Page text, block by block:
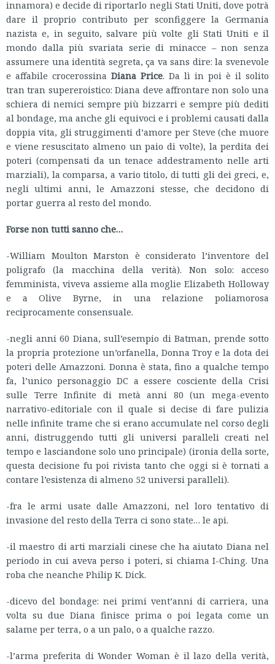
innamora) e decide di riportarlo negli Stati Uniti, dove potrà
dare il proprio contributo per sconfiggere la Germania
nazista e, in seguito, salvare più volte gli Stati Uniti e il
mondo dalla più svariata serie di minacce – non senza
assumere una identità segreta, ça va sans dire: la svenevole
e affabile crocerossina Diana Price. Da lì in poi è il solito
tran tran supereroistico: Diana deve affrontare non solo una
schiera di nemici sempre più bizzarri e sempre più dediti
al bondage, ma anche gli equivoci e i problemi causati dalla
doppia vita, gli struggimenti d’amore per Steve (che muore
e viene resuscitato almeno un paio di volte), la perdita dei
poteri (compensati da un tenace addestramento nelle arti
marziali), la comparsa, a vario titolo, di tutti gli dei greci, e,
negli ultimi anni, le Amazzoni stesse, che decidono di
portar guerra al resto del mondo.
Forse non tutti sanno che…
-William Moulton Marston è considerato l’inventore del
poligrafo (la macchina della verità). Non solo: acceso
femminista, viveva assieme alla moglie Elizabeth Holloway
e a Olive Byrne, in una relazione poliamorosa
reciprocamente consensuale.
-negli anni 60 Diana, sull’esempio di Batman, prende sotto
la propria protezione un’orfanella, Donna Troy e la dota dei
poteri delle Amazzoni. Donna è stata, fino a qualche tempo
fa, l’unico personaggio DC a essere cosciente della Crisi
sulle Terre Infinite di metà anni 80 (un mega-evento
narrativo-editoriale con il quale si decise di fare pulizia
nelle infinite trame che si erano accumulate nel corso degli
anni, distruggendo tutti gli universi paralleli creati nel
tempo e lasciandone solo uno principale) (ironia della sorte,
questa decisione fu poi rivista tanto che oggi si è tornati a
contare l’esistenza di almeno 52 universi paralleli).
-fra le armi usate dalle Amazzoni, nel loro tentativo di
invasione del resto della Terra ci sono state… le api.
-il maestro di arti marziali cinese che ha aiutato Diana nel
periodo in cui aveva perso i poteri, si chiama I-Ching. Una
roba che neanche Philip K. Dick.
-dicevo del bondage: nei primi vent’anni di carriera, una
volta su due Diana finisce prima o poi legata come un
salame per terra, o a un palo, o a qualche razzo.
-l’arma preferita di Wonder Woman è il lazo della verità,